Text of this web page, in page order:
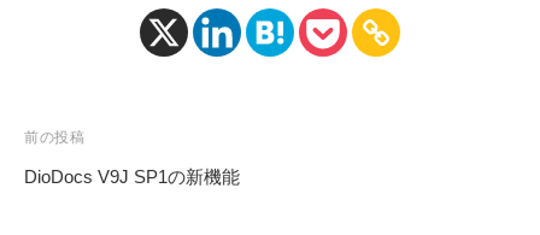
投
稿
前の投稿
DioDocs V9J SP1の新機能